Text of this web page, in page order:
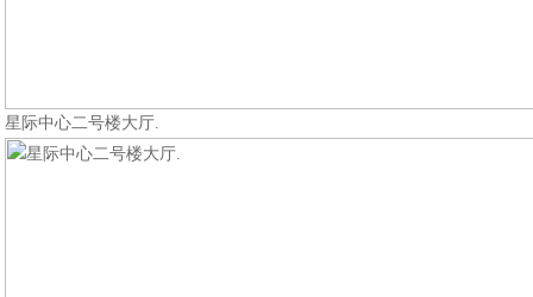
星际中心二号楼大厅.